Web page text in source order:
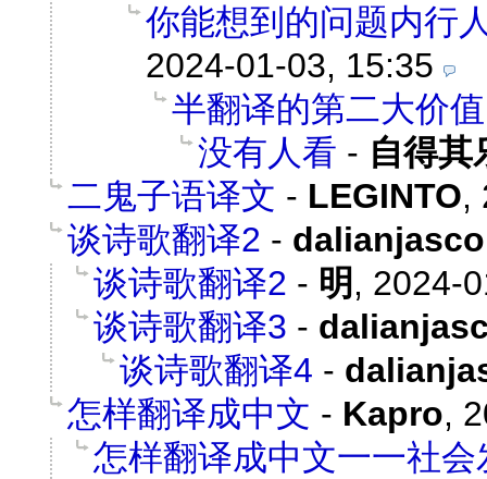
你能想到的问题内行
2024-01-03, 15:35
半翻译的第二大价值
没有人看 - 自得其
二鬼子语译文 - LEGINTO,
谈诗歌翻译2 - dalianjasco
谈诗歌翻译2 - 明 , 2024-
谈诗歌翻译3 -
谈诗歌翻译4 -
怎样翻译成中文 - Kapro,
怎样翻译成中文一一社会